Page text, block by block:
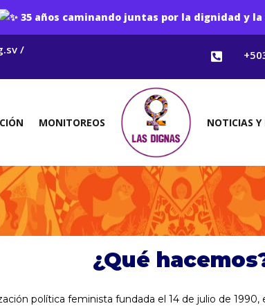
35 años caminando juntas por la dignidad y
/ 
MONITOREOS NOTICIAS Y
¿Qué
política feminista fundada el 14 de julio de